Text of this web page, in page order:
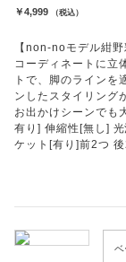
￥4,999 （税込）
【non-noモデル紺
コーディネートに立
トで、脚のラインを
ンしたスタイリング
お出かけシーンでも
有り] 伸縮性[無し]
ケット[有り]前2つ 後